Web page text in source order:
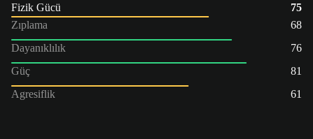
Fizik Gücü
75
Zıplama
68
Dayanıklılık
76
Güç
81
Agresiflik
61